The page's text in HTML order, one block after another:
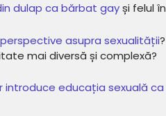
dulap ca bărbat gayși felul
asupra sexualității
mai diversă și complexă?
introduce educația sexuală